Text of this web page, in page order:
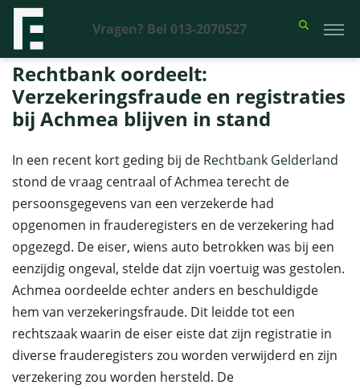
Vragen? Bel 013-2070527
Financieel Recht Advocaten >Uitspraken>Rechtbank oordeelt:
Verzekeringsfraude en registraties bij Achmea blijven in stand
Rechtbank oordeelt:
Verzekeringsfraude en registraties
bij Achmea blijven in stand
In een recent kort geding bij de Rechtbank Gelderland
stond de vraag centraal of Achmea terecht de
persoonsgegevens van een verzekerde had
opgenomen in frauderegisters en de verzekering had
opgezegd. De eiser, wiens auto betrokken was bij een
eenzijdig ongeval, stelde dat zijn voertuig was gestolen.
Achmea oordeelde echter anders en beschuldigde
hem van verzekeringsfraude. Dit leidde tot een
rechtszaak waarin de eiser eiste dat zijn registratie in
diverse frauderegisters zou worden verwijderd en zijn
verzekering zou worden hersteld. De